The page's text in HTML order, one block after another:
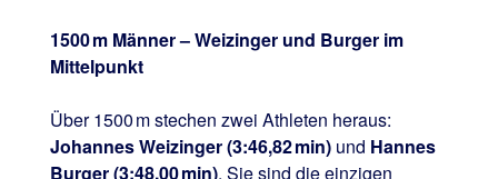
1500 m Männer – Weizinger und Burger im
Mittelpunkt
Über 1500 m stechen zwei Athleten heraus:
Johannes Weizinger (3:46,82 min)und Hannes
Burger (3:48,00 min). Sie sind die einzigen